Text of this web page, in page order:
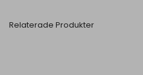
Relaterade Produkter